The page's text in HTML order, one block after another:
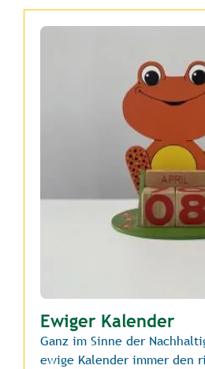
Ewiger Kalender
Ganz im Sinne der
ewige Kalender immer den